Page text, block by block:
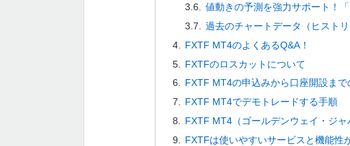
値動きの予測を強力サポート！
過去のチャートデータ（ヒスト
FXTF MT4のよくあるQ&A！
FXTFのロスカットについて
FXTF MT4の申込みから口座開設まで
FXTF MT4でデモトレードする手順
FXTF MT4（ゴールデンウェイ・ジ
FXTFは使いやすいサービスと機能性